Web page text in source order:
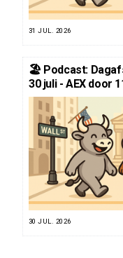
31 JUL. 2026
🏖️ Podcast:
30 juli - AEX door
30 JUL. 2026